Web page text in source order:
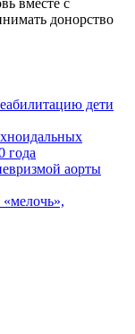
донорство
дети
года
аорты